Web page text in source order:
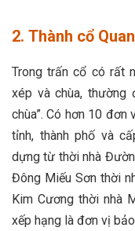
2. Thành cổ
Trong trấn cổ có rất
xép và chùa, thường
chùa”. Có hơn 10
tỉnh, thành phố và
dựng từ thời nhà
Đông Miếu Sơn thời
Kim Cương thời nhà
xếp hạng là đơn vị